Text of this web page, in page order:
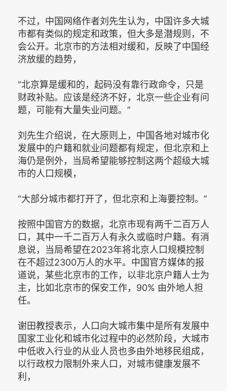
不过，中国网络作者刘先生认为，中国许多大城
市都有类似的规定和政策，但大多是潜规则，不
会公开。北京市的方法相对缓和，反映了中国经
济放缓的趋势，
“北京算是缓和的，起码没有靠行政命令，只是
财政补贴。应该是经济不好，北京一些企业有问
题，可能有大量失业问题。”
刘先生介绍说，在大原则上，中国各地对城市化
发展中的户籍和就业问题都有规定，但北京和上
海仍是例外，当局希望能够控制这两个超级大城
市的人口规模，
“大部分城市都打开了，但北京和上海要控制。”
按照中国官方的数据，北京市现有两千二百万人
口，其中一千二百万人有永久或临时户籍。有消
息说，当局希望在2023年将北京人口规模控制
在不超过2300万人的水平。中国官方媒体的报
道说，某些北京市的工作，以非北京户籍人士为
主，比如北京市的保安工作，90% 由外地人担
任。
谢田教授表示，人口向大城市集中是所有发展中
国家工业化和城市化过程中的必然阶段，大城市
中低收入行业的从业人员也多由外地移民组成，
以行政权力限制外来人口，对城市健康发展不
利，